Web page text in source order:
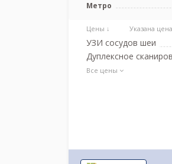
Метро
Цены ↓ Указана
УЗИ сосудов шеи
Дуплексное
Все цены